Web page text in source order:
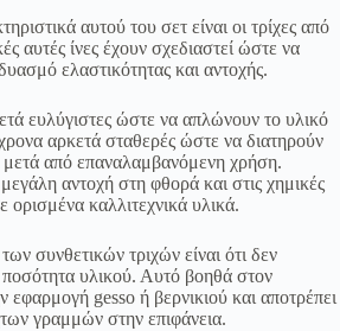
αυτού του σετ είναι οι τρίχες από
αυτές ίνες έχουν σχεδιαστεί ώστε να
ελαστικότητας και αντοχής.
ευλύγιστες ώστε να απλώνουν το υλικό
αρκετά σταθερές ώστε να διατηρούν
από επαναλαμβανόμενη χρήση.
αντοχή στη φθορά και στις χημικές
ορισμένα καλλιτεχνικά υλικά.
συνθετικών τριχών είναι ότι δεν
υλικού. Αυτό βοηθά στον
εφαρμογή gesso ή βερνικιού και αποτρέπει
γραμμών στην επιφάνεια.